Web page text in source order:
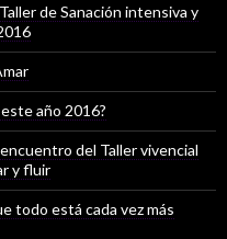
de Sanación intensiva y
año 2016?
del Taller vivencial
y fluir
todo está cada vez más